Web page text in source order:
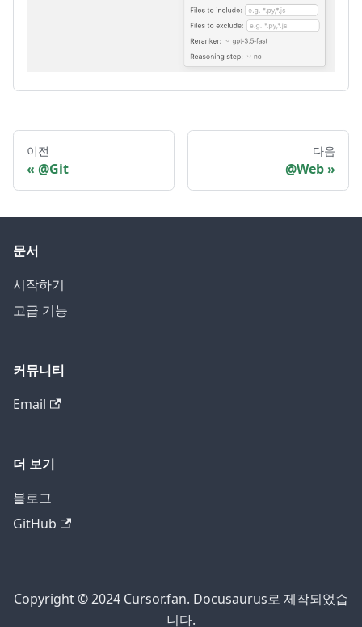
이전
@Git
다음
@Web
문서
시작하기
고급 기능
커뮤니티
Email
더 보기
블로그
GitHub
Copyright © 2024 Cursor.fan. Docusaurus로 제작되었습
니다.